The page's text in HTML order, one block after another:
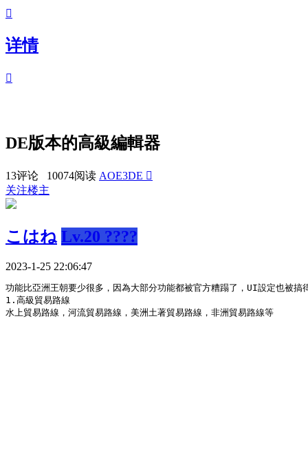

详情

DE版本的高級編輯器
13评论 10074阅读 AOE3DE 
关注楼主
こはね Lv.20 ????
2023-1-25 22:06:47
功能比亞洲王朝要少很多，因為大部分功能都被官方糟蹋了 ，UI設定也被搞
1.高級貿易路線
水上貿易路線，河流貿易路線，美洲土著貿易路線，非洲貿易路線等